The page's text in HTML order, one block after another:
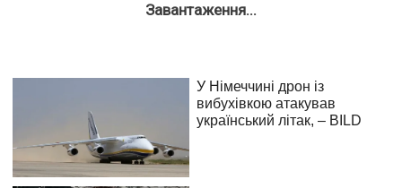
Завантаження...